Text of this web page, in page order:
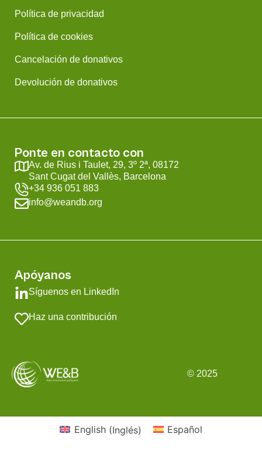
© 2025
Política de privacidad
Política de cookies
Cancelación de donativos
Devolución de donativos
Ponte en contacto con
Av. de Rius i Taulet, 29, 3º 2ª, 08172
Sant Cugat del Vallès, Barcelona
+34 936 051 883
info@weandb.org
Apóyanos
Síguenos en LinkedIn
Haz una contribución
English(Inglés) Español